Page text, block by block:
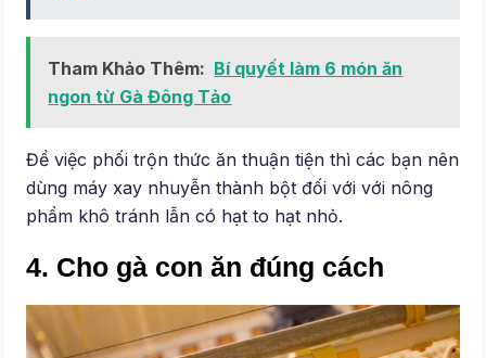
Tham Khảo Thêm: Bí quyết làm 6 món ăn
ngon từ Gà Đông Tảo
Để việc phối trộn thức ăn thuận tiện thì các bạn nên
dùng máy xay nhuyễn thành bột đối với với nông
phẩm khô tránh lẫn có hạt to hạt nhỏ.
4. Cho gà con ăn đúng cách